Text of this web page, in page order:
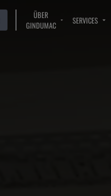
ÜBER
GINDUMAC
SERVICES